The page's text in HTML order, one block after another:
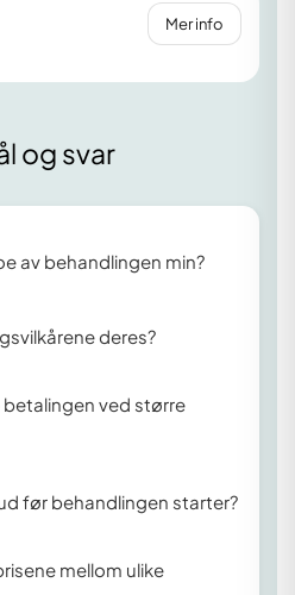
Mer info
og svar
av behandlingen min?
deres?
betalingen ved større
før behandlingen starter?
mellom ulike